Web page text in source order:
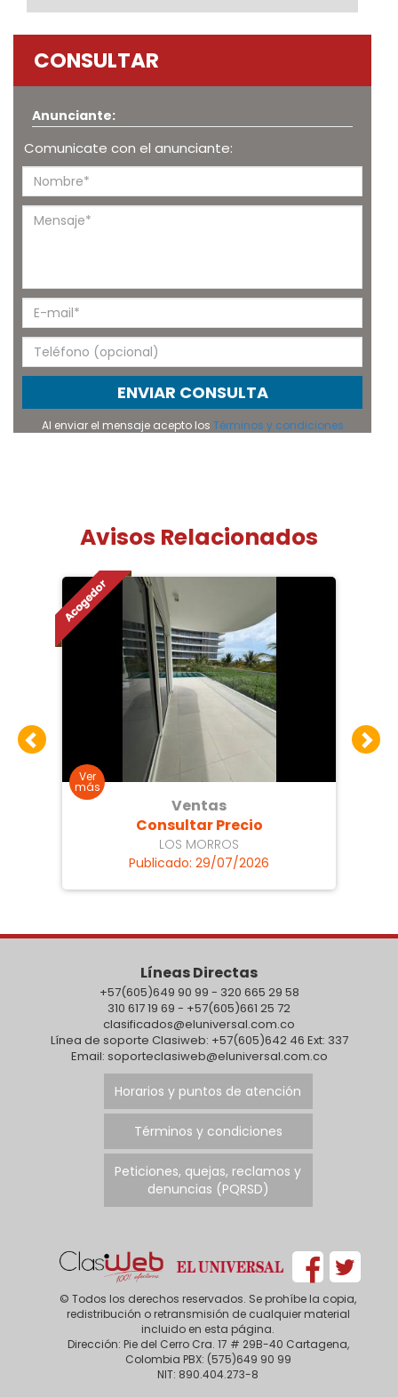
CONSULTAR
Anunciante:
Comunicate con el anunciante:
ENVIAR CONSULTA
Al enviar el mensaje acepto los Términos y condiciones
Avisos Relacionados
Ventas
Consultar Precio
LOS MORROS
Publicado: 29/07/2026
Líneas Directas
+57(605)649 90 99 - 320 665 29 58
310 617 19 69 - +57(605)661 25 72
clasificados@eluniversal.com.co
Línea de soporte Clasiweb: +57(605)642 46 Ext: 337
Email: soporteclasiweb@eluniversal.com.co
Horarios y puntos de atención
Términos y condiciones
Peticiones, quejas, reclamos y
denuncias (PQRSD)
© Todos los derechos reservados. Se prohíbe la copia,
redistribución o retransmisión de cualquier material
incluido en esta página.
Dirección: Pie del Cerro Cra. 17 # 29B-40 Cartagena,
Colombia PBX: (575)649 90 99
NIT: 890.404.273-8